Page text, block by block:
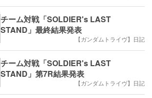
チーム対戦「SOLDIER's LAST
STAND」最終結果発表
【ガンダムトライヴ】日記
チーム対戦「SOLDIER's LAST
STAND」第7R結果発表
【ガンダムトライヴ】日記